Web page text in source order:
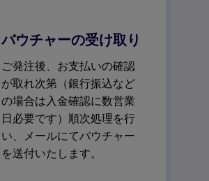
バウチャーの受け取り
ご発注後、お支払いの確認
が取れ次第（銀行振込など
の場合は入金確認に数営業
日必要です）順次処理を行
い、メールにてバウチャー
を送付いたします。